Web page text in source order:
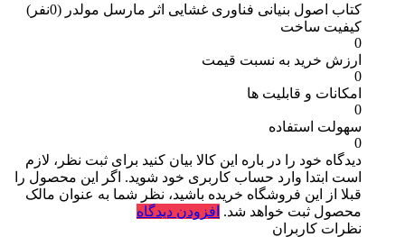
کتاب اصول بنیانی فناوری غشایی اثر مارسل مولدر (0نفر)
کیفیت ساخت
0
ارزش خرید به نسبت قیمت
0
امکانات و قابلیت ها
0
سهولت استفاده
0
دیدگاه خود را در باره این کالا بیان کنید برای ثبت نظر، لازم
است ابتدا وارد حساب کاربری خود شوید. اگر این محصول را
قبلا از این فروشگاه خریده باشید، نظر شما به عنوان مالک
محصول ثبت خواهد شد. افزودن دیدگاه
نظرات کاربران